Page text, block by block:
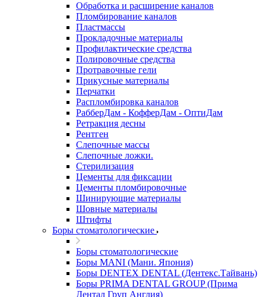
Обработка и расширение каналов
Пломбирование каналов
Пластмассы
Прокладочные материалы
Профилактические средства
Полировочные средства
Протравочные гели
Прикусные материалы
Перчатки
Распломбировка каналов
РабберДам - КофферДам - ОптиДам
Ретракция десны
Рентген
Слепочные массы
Слепочные ложки.
Стерилизация
Цементы для фиксации
Цементы пломбировочные
Шинирующие материалы
Шовные материалы
Штифты
Боры стоматологические
Боры стоматологические
Боры MANI (Мани. Япония)
Боры DENTEX DENTAL (Дентекс.Тайвань)
Боры PRIMA DENTAL GROUP (Прима
Дентал Груп Англия)